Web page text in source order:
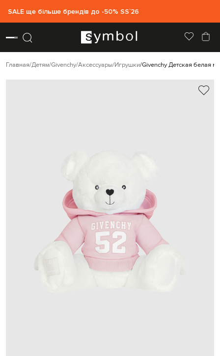
SALE ще більше брендів до -50% SS`26
Главная Детям Givenchy Аксессуары Игрушки Givenchy Детская белая